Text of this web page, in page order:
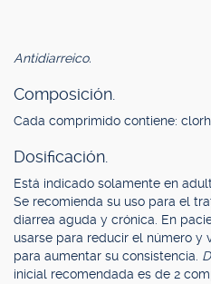
Antidiarreico.
Composición.
Cada comprimido contiene:
Dosificación.
Está indicado solamente en
Se recomienda su uso para el
diarrea aguda y crónica. En
usarse para reducir el número y
para aumentar su consistencia.
inicial recomendada es de 2